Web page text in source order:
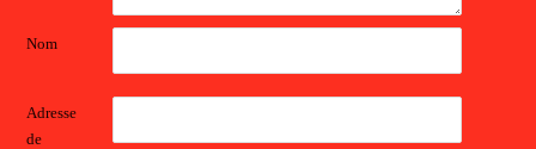
Nom
Adresse
de